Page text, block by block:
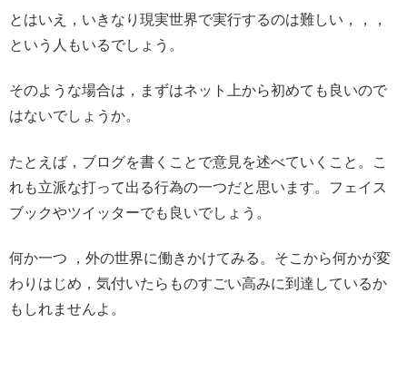
とはいえ，いきなり現実世界で実行するのは難しい，，，
という人もいるでしょう。
そのような場合は，まずはネット上から初めても良いので
はないでしょうか。
たとえば，ブログを書くことで意見を述べていくこと。こ
れも立派な打って出る行為の一つだと思います。フェイス
ブックやツイッターでも良いでしょう。
何か一つ ，外の世界に働きかけてみる。そこから何かが変
わりはじめ，気付いたらものすごい高みに到達しているか
もしれませんよ。